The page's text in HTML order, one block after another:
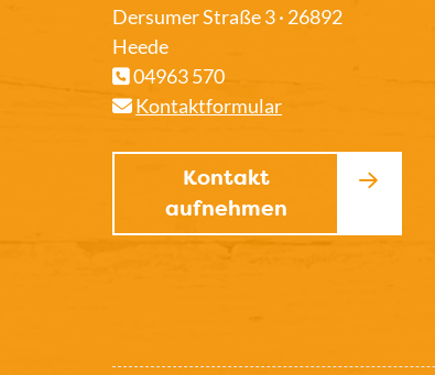
Dersumer Straße 3 · 26892
Heede
04963 570
Kontaktformular
Kontakt
aufnehmen